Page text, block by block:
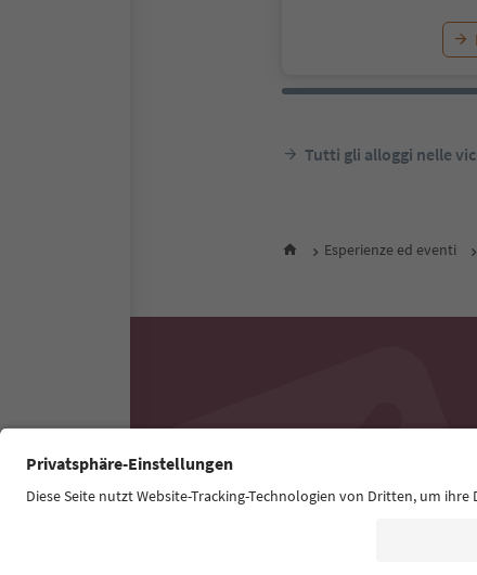
Tutti gli alloggi nelle
Esperienze ed eventi